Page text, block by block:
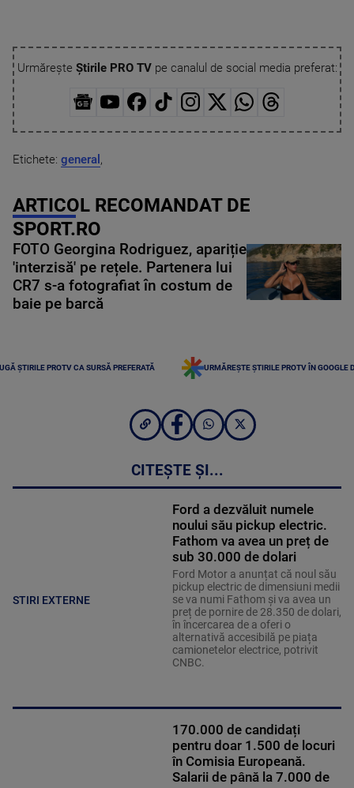
Urmărește Știrile PRO TVpe canalul de social media preferat:
Etichete: general ,
ARTICOL RECOMANDAT DE
SPORT.RO
FOTO Georgina Rodriguez, apariție
'interzisă' pe rețele. Partenera lui
CR7 s-a fotografiat în costum de
baie pe barcă
ȘTIRILE PROTV CA SURSĂ PREFERATĂ URMĂREȘTE ȘTIRILE PROTV ÎN GOOGLE
CITEȘTE ȘI...
STIRI EXTERNE
Ford a dezvăluit numele
noului său pickup electric.
Fathom va avea un preț de
sub 30.000 de dolari
Ford Motor a anunțat că noul său
pickup electric de dimensiuni medii
se va numi Fathom și va avea un
preț de pornire de 28.350 de dolari,
în încercarea de a oferi o
alternativă accesibilă pe piața
camionetelor electrice, potrivit
CNBC.
170.000 de candidați
pentru doar 1.500 de locuri
în Comisia Europeană.
Salarii de până la 7.000 de